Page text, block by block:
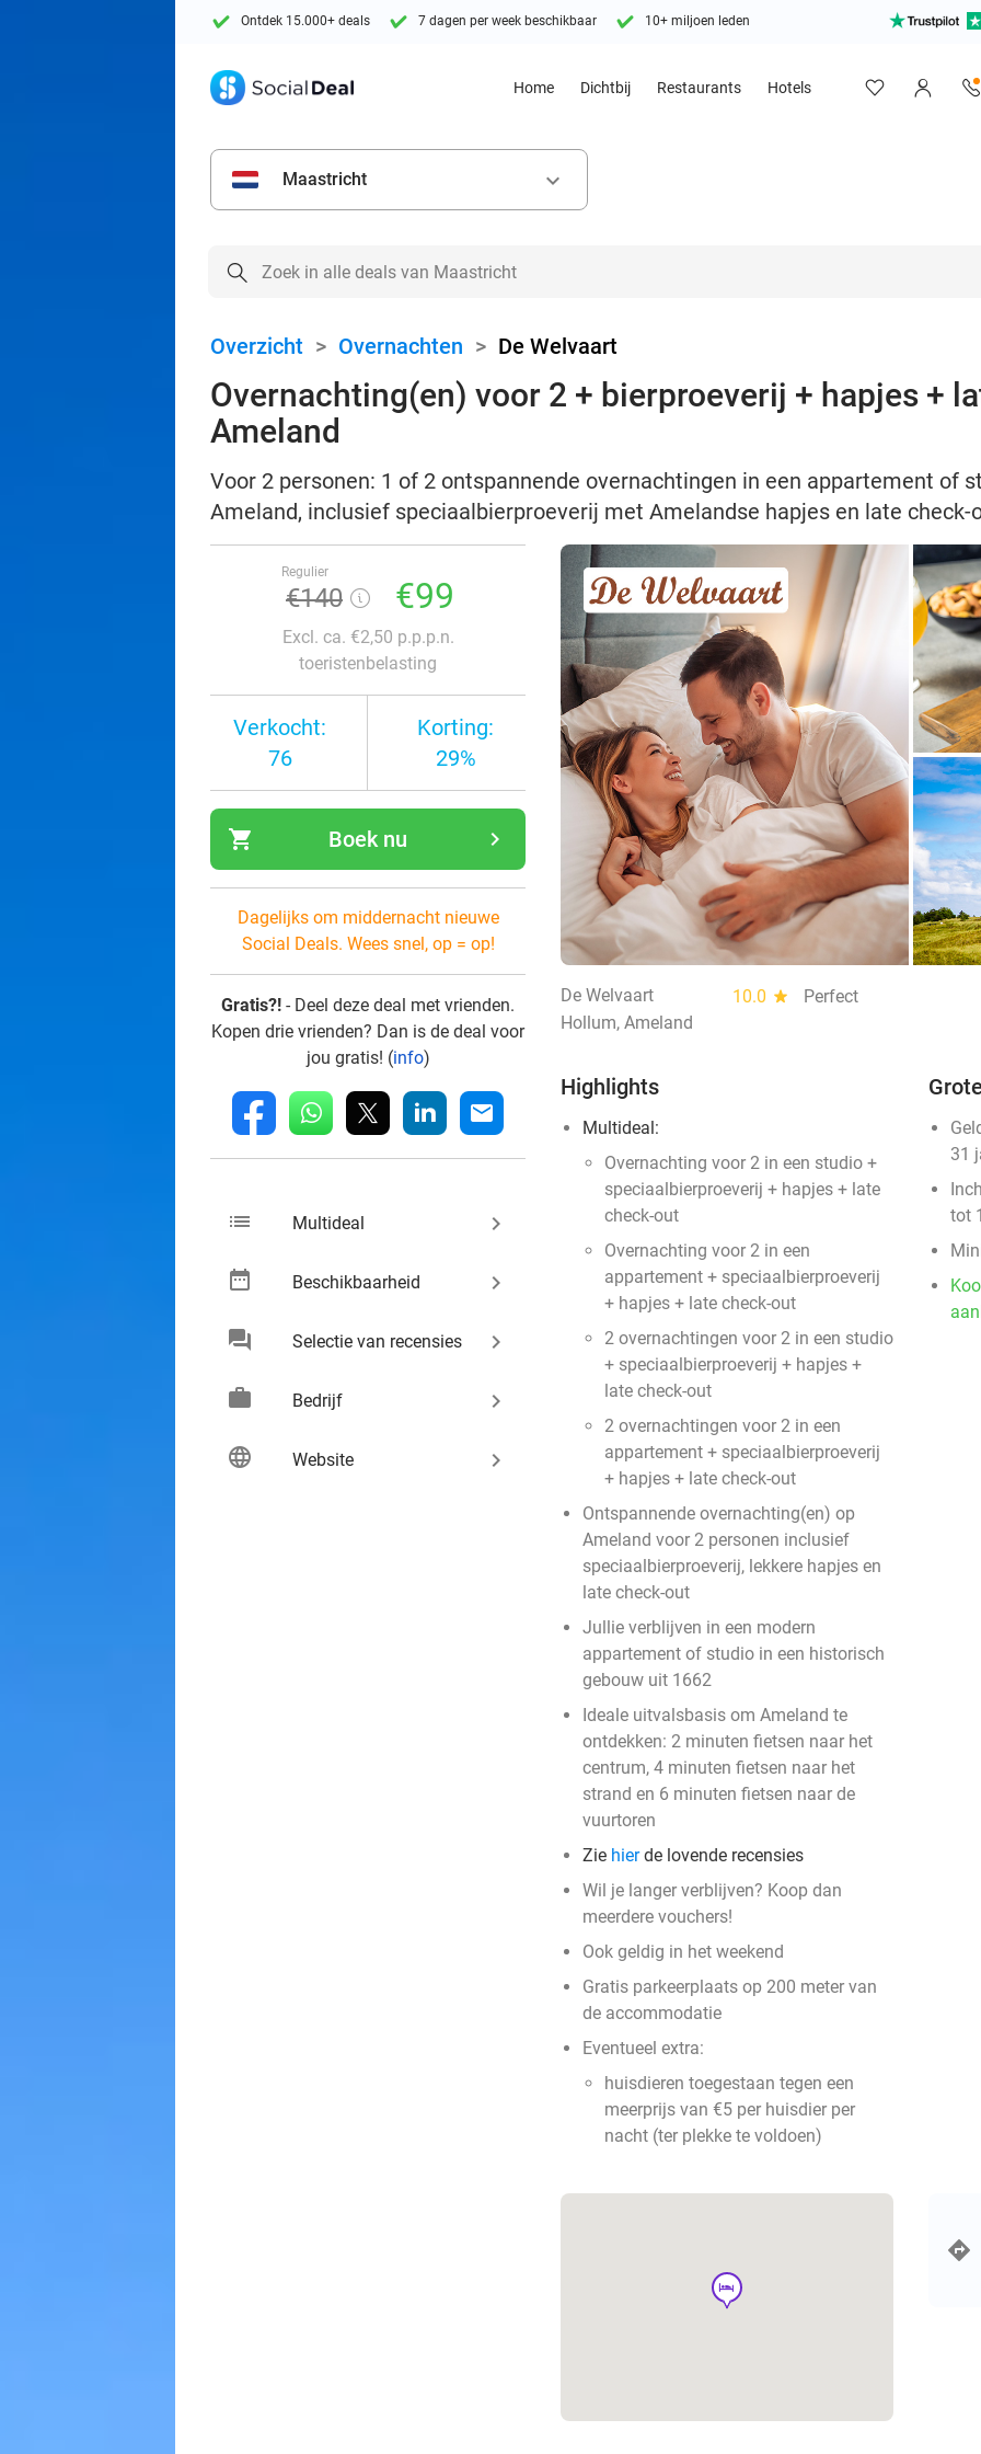
Ontdek 15.000+ deals 7 dagen per week beschikbaar 10+ miljoen leden
Home Dichtbij Restaurants Hotels
Maastricht keyboard_arrow_down
Overzicht > Overnachten > De Welvaart
Overnachting(en) voor 2 + bierproeverij + hapjes +
Ameland
Voor 2 personen: 1 of 2 ontspannende overnachtingen in een appartement of
Ameland, inclusief speciaalbierproeverij met Amelandse hapjes en late check-
Regulier
€140 €99
Excl. ca. €2,50 p.p.p.n.
toeristenbelasting
Verkocht:
76
Korting:
29%
shopping_cart navigate_next
Boek nu
Dagelijks om middernacht nieuwe
Social Deals. Wees snel, op = op!
Gratis?! - Deel deze deal met vrienden.
Kopen drie vrienden? Dan is de deal voor
jou gratis! (info)
fb whatsapp linkedin mail
list Multideal keyboard_arrow_right
date_range Beschikbaarheid keyboard_arrow_right
chat Selectie van recensies keyboard_arrow_right
work Bedrijf keyboard_arrow_right
language Website keyboard_arrow_right
De Welvaart 10.0 star
Perfect
Hollum, Ameland
Highlights
Multideal:
Overnachting voor 2 in een studio +
speciaalbierproeverij + hapjes + late
check-out
Overnachting voor 2 in een
appartement + speciaalbierproeverij
+ hapjes + late check-out
2 overnachtingen voor 2 in een studio
+ speciaalbierproeverij + hapjes +
late check-out
2 overnachtingen voor 2 in een
appartement + speciaalbierproeverij
+ hapjes + late check-out
Ontspannende overnachting(en) op
Ameland voor 2 personen inclusief
speciaalbierproeverij, lekkere hapjes en
late check-out
Jullie verblijven in een modern
appartement of studio in een historisch
gebouw uit 1662
Ideale uitvalsbasis om Ameland te
ontdekken: 2 minuten fietsen naar het
centrum, 4 minuten fietsen naar het
strand en 6 minuten fietsen naar de
vuurtoren
Zie hierde lovende recensies
Wil je langer verblijven? Koop dan
meerdere vouchers!
Ook geldig in het weekend
Gratis parkeerplaats op 200 meter van
de accommodatie
Eventueel extra:
huisdieren toegestaan tegen een
meerprijs van €5 per huisdier per
nacht (ter plekke te voldoen)
31
tot
hotel